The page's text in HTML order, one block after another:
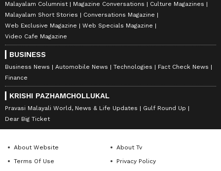
Malayalam Columnist
Magazine Conversations
Culture Magazines
Malayalam Short Stories
Conversations Magazine
Web Exclusive Magazine
Web Specials Magazine
Video Cafe Magazine
BUSINESS
Business News Automobile News Technologies
Fact Check News
Finance
KRISHI PAZHAMCHOLLUKAL
Pravasi Malayali World, News & Life Updates
Gulf Round Up
Dear Big Ticket
About Website
About Tv
Terms Of Use
Privacy Policy